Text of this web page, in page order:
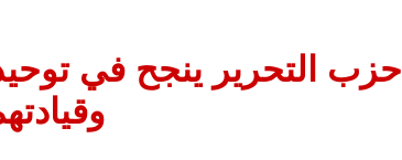
حزب التحرير ينجح في